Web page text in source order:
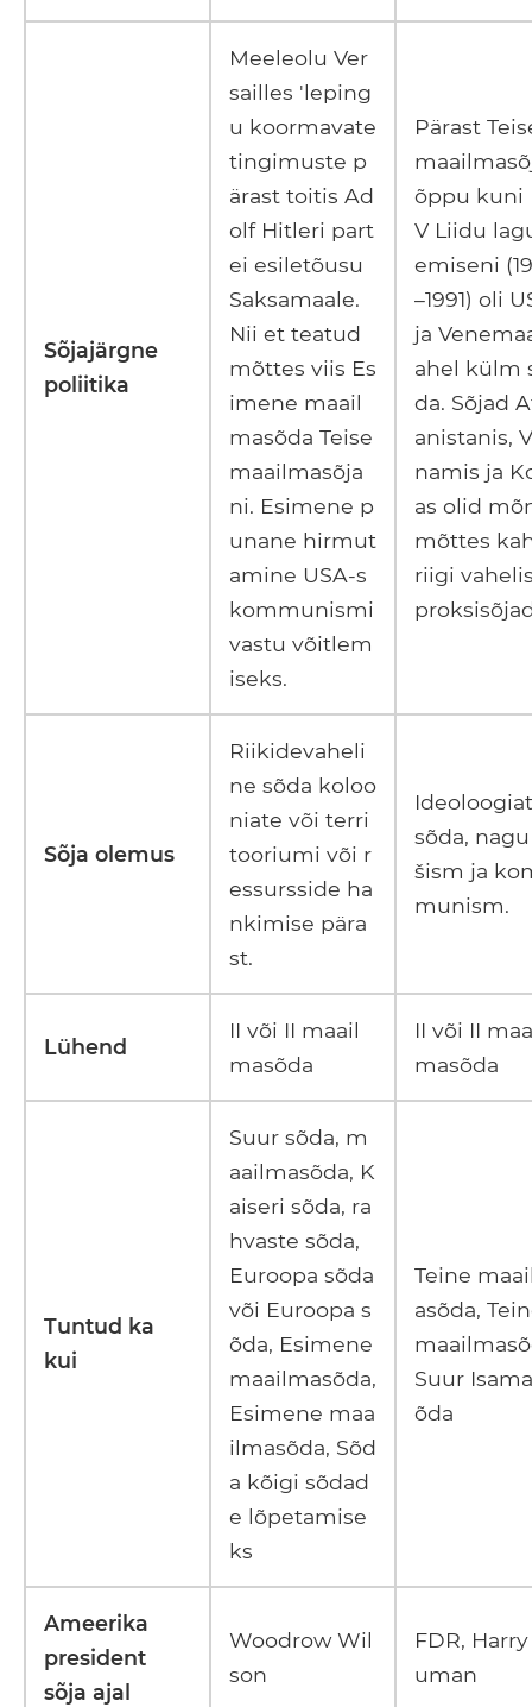
Sõjajärgne
poliitika
Meeleolu Ver
sailles 'leping
u koormavate
tingimuste p
ärast toitis Ad
olf Hitleri part
ei esiletõusu
Saksamaale.
Nii et teatud
mõttes viis Es
imene maail
masõda Teise
maailmasõja
ni. Esimene p
unane hirmut
amine USA-s
kommunismi
vastu võitlem
iseks.
Pärast
õppu kuni
V Liidu
emiseni
–1991) oli
ja
ahel külm
da. Sõjad
anistanis,
namis ja
as olid
mõttes
riigi
Sõja olemus
Riikidevaheli
ne sõda koloo
niate või terri
tooriumi või r
essursside ha
nkimise pära
st.
sõda,
šism ja
munism.
Lühend
II või II maail
masõda
II või II
masõda
Tuntud ka
kui
Suur sõda, m
aailmasõda, K
aiseri sõda, ra
hvaste sõda,
Euroopa sõda
või Euroopa s
õda, Esimene
maailmasõda,
Esimene maa
ilmasõda, Sõd
a kõigi sõdad
e lõpetamise
ks
Teine
asõda,
Suur
õda
Ameerika
president
sõja ajal
Woodrow Wil
son
FDR,
uman